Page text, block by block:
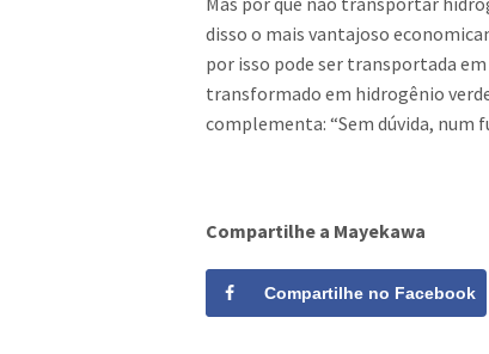
disso o mais vantajoso
por isso pode ser transportada
transformado em hidrogênio
complementa: “Sem dúvida, num
Compartilhe a Mayekawa
Compartilhe no Facebook